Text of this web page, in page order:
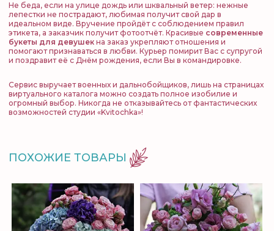
Не беда, если на улице дождь или шквальный ветер: нежные
лепестки не пострадают, любимая получит свой дар в
идеальном виде. Вручение пройдёт с соблюдением правил
этикета, а заказчик получит фотоотчёт. Красивые современные
букеты для девушек на заказ укрепляют отношения и
помогают признаваться в любви. Курьер помирит Вас с супругой
и поздравит её с Днём рождения, если Вы в командировке.
Сервис выручает военных и дальнобойщиков, лишь на страницах
виртуального каталога можно создать полное изобилие и
огромный выбор. Никогда не отказывайтесь от фантастических
возможностей студии «Kvitochka»!
ПОХОЖИЕ ТОВАРЫ